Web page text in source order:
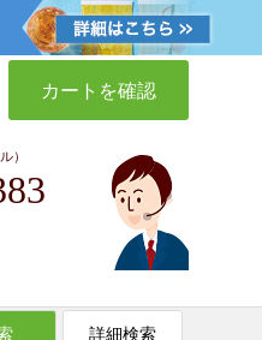
カートを確認
）
詳細検索